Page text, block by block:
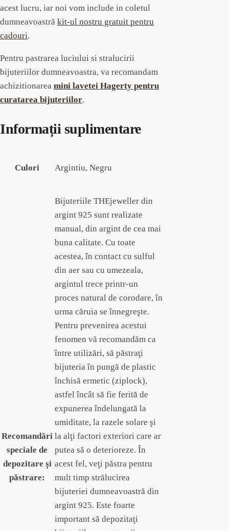
acest lucru, iar noi vom include in coletul
dumneavoastră kit-ul nostru gratuit pentru
cadouri.
Pentru pastrarea luciului si stralucirii
bijuteriilor dumneavoastra, va recomandam
achizitionarea mini lavetei Hagerty pentru
curatarea bijuteriilor.
Informații suplimentare
Culori Argintiu, Negru
Recomandări
speciale de
depozitare şi
păstrare:
Bijuteriile THEjeweller din
argint 925 sunt realizate
manual, din argint de cea mai
buna calitate. Cu toate
acestea, în contact cu sulful
din aer sau cu umezeala,
argintul trece printr-un
proces natural de corodare, în
urma căruia se înnegreşte.
Pentru prevenirea acestui
fenomen vă recomandăm ca
între utilizări, să păstraţi
bijuteria în pungă de plastic
închisă ermetic (ziplock),
astfel încât să fie ferită de
expunerea îndelungată la
umiditate, la razele solare şi
la alţi factori exteriori care ar
putea să o deterioreze. În
acest fel, veţi păstra pentru
mult timp strălucirea
bijuteriei dumneavoastră din
argint 925. Este foarte
important să depozitaţi